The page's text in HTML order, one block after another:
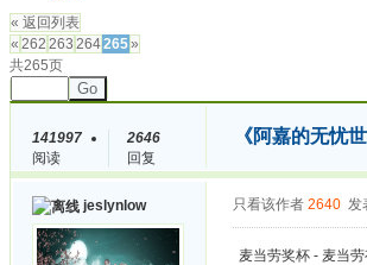
« 返回列表
« 262 263 264265»
共265页
Go
141997
阅读
2646
回复
《阿嘉的无忧
jeslynlow 只看该作者 2640 发
麦当劳奖杯 - 麦当劳